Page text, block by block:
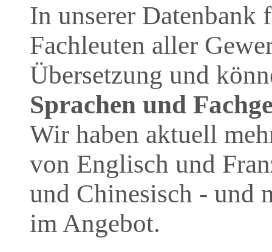
In unserer Datenbank
Fachleuten aller
Übersetzung und
Sprachen und
Wir haben aktuell
von Englisch und
und Chinesisch - und
im Angebot.